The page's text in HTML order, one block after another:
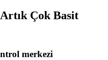
Çok Basit
merkezi